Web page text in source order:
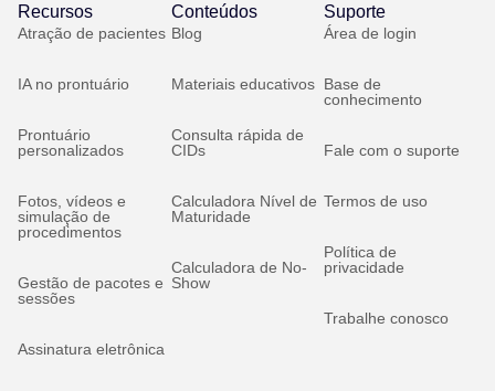
Recursos
Atração de pacientes
IA no prontuário
Prontuário
personalizados
Fotos, vídeos e
simulação de
procedimentos
Gestão de pacotes e
sessões
Assinatura eletrônica
Conteúdos
Blog
Materiais educativos
Consulta rápida de
CIDs
Calculadora Nível de
Maturidade
Calculadora de No-
Show
Suporte
Área de login
Base de
conhecimento
Fale com o suporte
Termos de uso
Política de
privacidade
Trabalhe conosco